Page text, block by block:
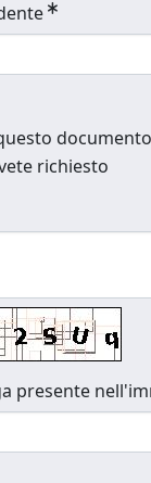
richiesto
presente